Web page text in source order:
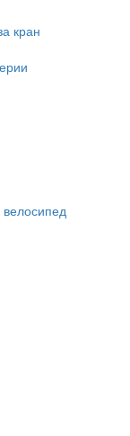
кран